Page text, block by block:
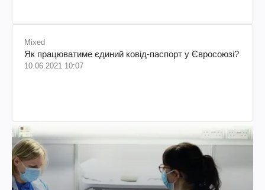
Mixed
Як працюватиме єдиний ковід-паспорт у Євросоюзі?
10.06.2021 10:07